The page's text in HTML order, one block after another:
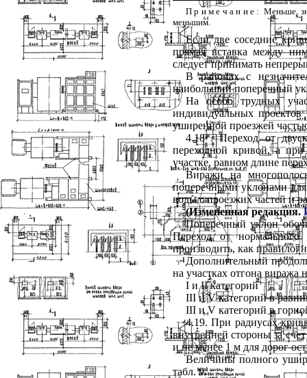
Примечание : Меньше
меньшим.
Если две соседние
прямая вставка между
следует принимать
В районах с
наибольший поперечный
На особо трудных
индивидуальных
уширенной проезжей
4.18*. Переход от
переходной кривой, а
участке, равном длине
Виражи на
поперечными уклонами
воды с проезжих частей и
(Измененная редакция.
Поперечный уклон
Переход от
производить, как правило,
Дополнительный
на участках отгона
IиIIкатегорий
IIIиV категорий в
IIIиVкатегорий в
4.19. При радиусах
внутренней стороны за
и не менее 1 м для дорог
Величины полного
табл. 9.